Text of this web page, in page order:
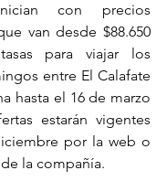
con precios
van desde $88.650
para viajar los
entre El Calafate
hasta el 16 de marzo
estarán vigentes
por la web o
la compañía.